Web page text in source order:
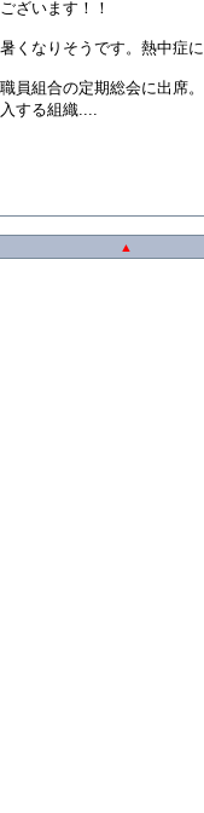
ざいます！！
くなりそうです。熱中症
員組合の定期総会に出席
する組織....
▲